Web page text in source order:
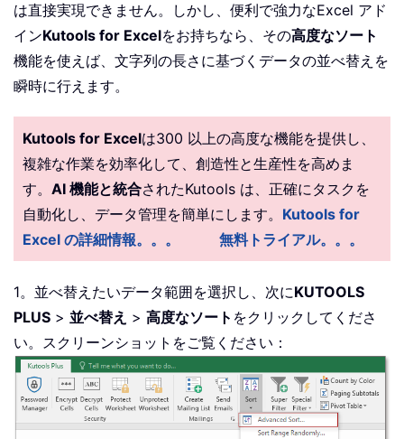
は直接実現できません。しかし、便利で強力なExcel アド
インKutools for Excelをお持ちなら、その高度なソート
機能を使えば、文字列の長さに基づくデータの並べ替えを
瞬時に行えます。
Kutools for Excelは300 以上の高度な機能を提供し、
複雑な作業を効率化して、創造性と生産性を高めま
す。 AI 機能と統合されたKutools は、正確にタスクを
自動化し、データ管理を簡単にします。 Kutools for
Excel の詳細情報。。。
無料トライアル。。。
1。並べ替えたいデータ範囲を選択し、次にKUTOOLS
PLUS > 並べ替え > 高度なソート をクリックしてくださ
い。スクリーンショットをご覧ください：